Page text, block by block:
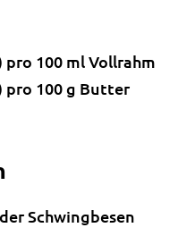
pro 100 ml Vollrahm
pro 100 g Butter
Schwingbesen